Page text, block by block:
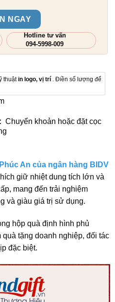
NGAY
Hotline tư vấn
094-5998-009
thuậtin logo, vị trí . Điền số lượng để
Chuyển khoản hoặc đặt cọc
An của ngân hàng BIDV
giữ nhiệt dung tích lớn và
mang đến trải nghiệm
và giàu giá trị sử dụng.
hộp quà định hình phủ
tặng doanh nghiệp, đối tác
đặc biệt.